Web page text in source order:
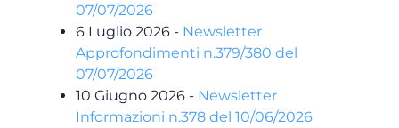
07/07/2026
6 Luglio 2026 - Newsletter
Approfondimenti n.379/380 del
07/07/2026
10 Giugno 2026 - Newsletter
Informazioni n.378 del 10/06/2026